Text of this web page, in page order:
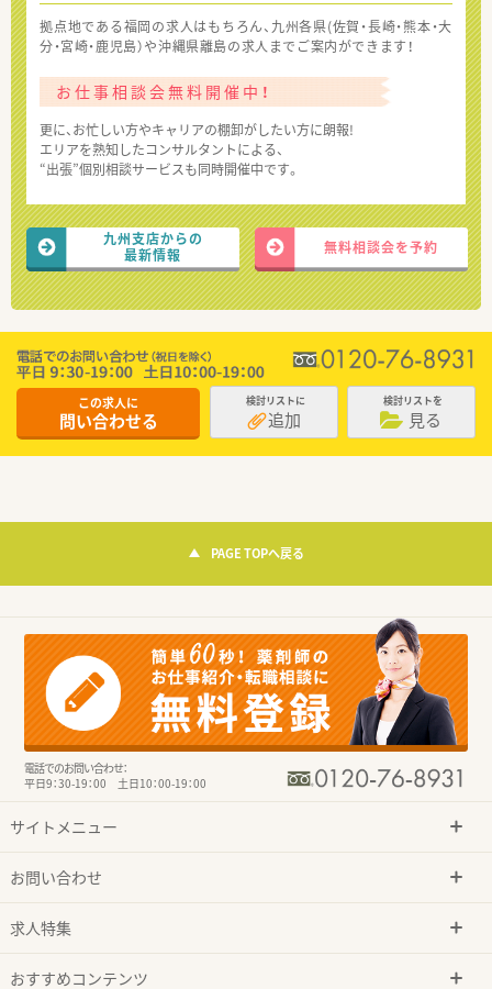
拠点地である福岡の求人はもちろん、九州各県(佐賀・長崎・熊本・大
分・宮崎・鹿児島）や沖縄県離島の求人までご案内ができます！
お仕事相談会無料開催中！
更に、お忙しい方やキャリアの棚卸がしたい方に朗報!
エリアを熟知したコンサルタントによる、
“出張”個別相談サービスも同時開催中です。
九州支店からの
最新情報
無料相談会を予約
この求人に
問い合わせる
検討リストに
追加
検討リストを
見る
PAGE TOPへ戻る
電話でのお問い合わせ：
平日9：30-19：00 土日10：00-19：00
サイトメニュー
お問い合わせ
求人特集
おすすめコンテンツ